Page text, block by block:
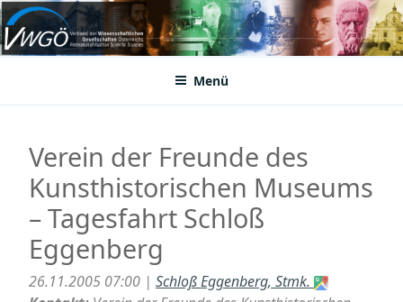
Zum
Inhalt
springenVWGÖ
Federation of Austrian Scientific Societies
Menü
Verein der Freunde des
Kunsthistorischen Museums
– Tagesfahrt Schloß
Eggenberg
26.11.2005 07:00 | Schloß Eggenberg, Stmk.